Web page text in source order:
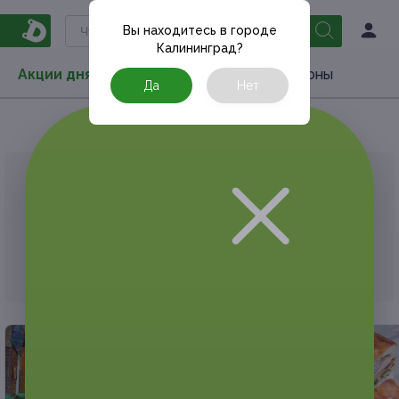
Акции дня Товары Туризм РестоКупоны
Вы находитесь в городе
Калининград?
Да Нет
К сожалению, выгодные акции быстро
Но у Frendi есть предложения, которые